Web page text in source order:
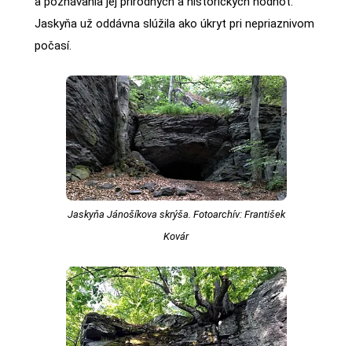
Jaskyňa už oddávna slúžila ako úkryt pri nepriaznivom
počasí.
Jaskyňa Jánošíkova skrýša. Fotoarchív: František
Kovár